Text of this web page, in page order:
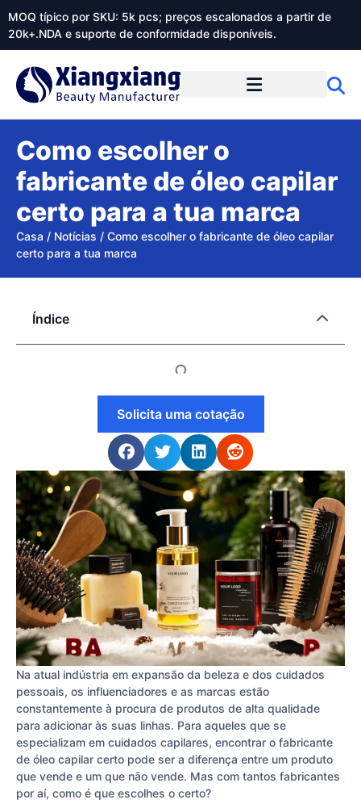
MOQ típico por SKU: 5k pcs; preços escalonados a partir de
20k+.NDA e suporte de conformidade disponíveis.
Como escolher o
fabricante de óleo capilar
certo para a tua marca
Casa / Notícias / Como escolher o fabricante de óleo capilar
certo para a tua marca
Na atual indústria em expansão da beleza e dos cuidados
pessoais, os influenciadores e as marcas estão
constantemente à procura de produtos de alta qualidade
para adicionar às suas linhas. Para aqueles que se
especializam em cuidados capilares, encontrar o fabricante
de óleo capilar certo pode ser a diferença entre um produto
que vende e um que não vende. Mas com tantos fabricantes
por aí, como é que escolhes o certo?
Índice
Solicita uma cotação